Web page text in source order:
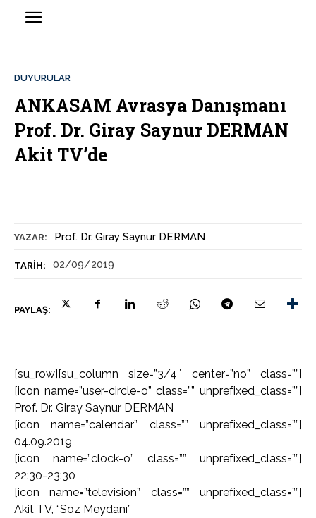
YAZAR: Prof. Dr. Giray Saynur DERMAN
TARIH: 02/09/2019
PAYLAŞ:
DUYURULAR
ANKASAM Avrasya Danışmanı
Prof. Dr. Giray Saynur DERMAN
Akit TV’de
[su_row][su_column size=”3/4″ center=”no” class=””]
[icon name=”user-circle-o” class=”” unprefixed_class=””]
Prof. Dr. Giray Saynur DERMAN
[icon name=”calendar” class=”” unprefixed_class=””]
04.09.2019
[icon name=”clock-o” class=”” unprefixed_class=””]
22:30-23:30
[icon name=”television” class=”” unprefixed_class=””]
Akit TV, “Söz Meydanı”